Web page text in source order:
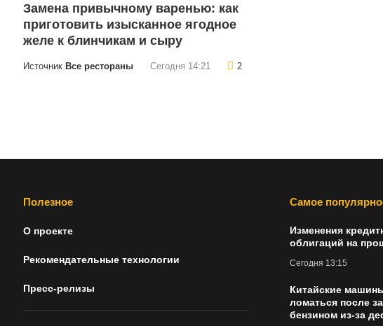
Замена привычному варенью: как
приготовить изысканное ягодное
желе к блинчикам и сыру
Источник Все рестораны Сегодня 14:21 2
Полезное
О проекте
Рекомендательные технологии
Пресс-релизы
Самое
Изменения
облигаций на
Сегодня 13:15
Китайские
ломаться после
бензином из-за